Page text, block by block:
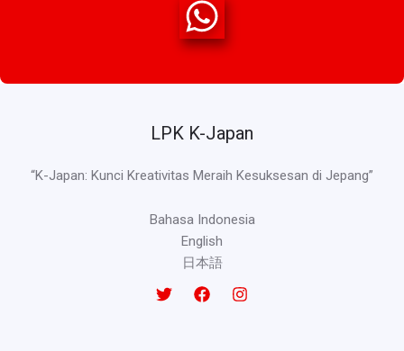
LPK K-Japan
“K-Japan: Kunci Kreativitas Meraih Kesuksesan di Jepang”
Bahasa Indonesia
English
日本語